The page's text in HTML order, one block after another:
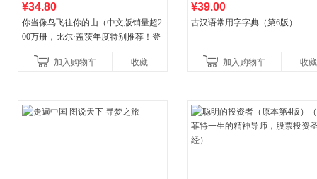
¥34.80
你当像鸟飞往你的山（中文版销量超2
00万册，比尔·盖茨年度特别推荐！登
比你听说的还要
加入购物车 收藏
¥39.00
古汉语常用字字典（第6版）
加入购物车 收藏